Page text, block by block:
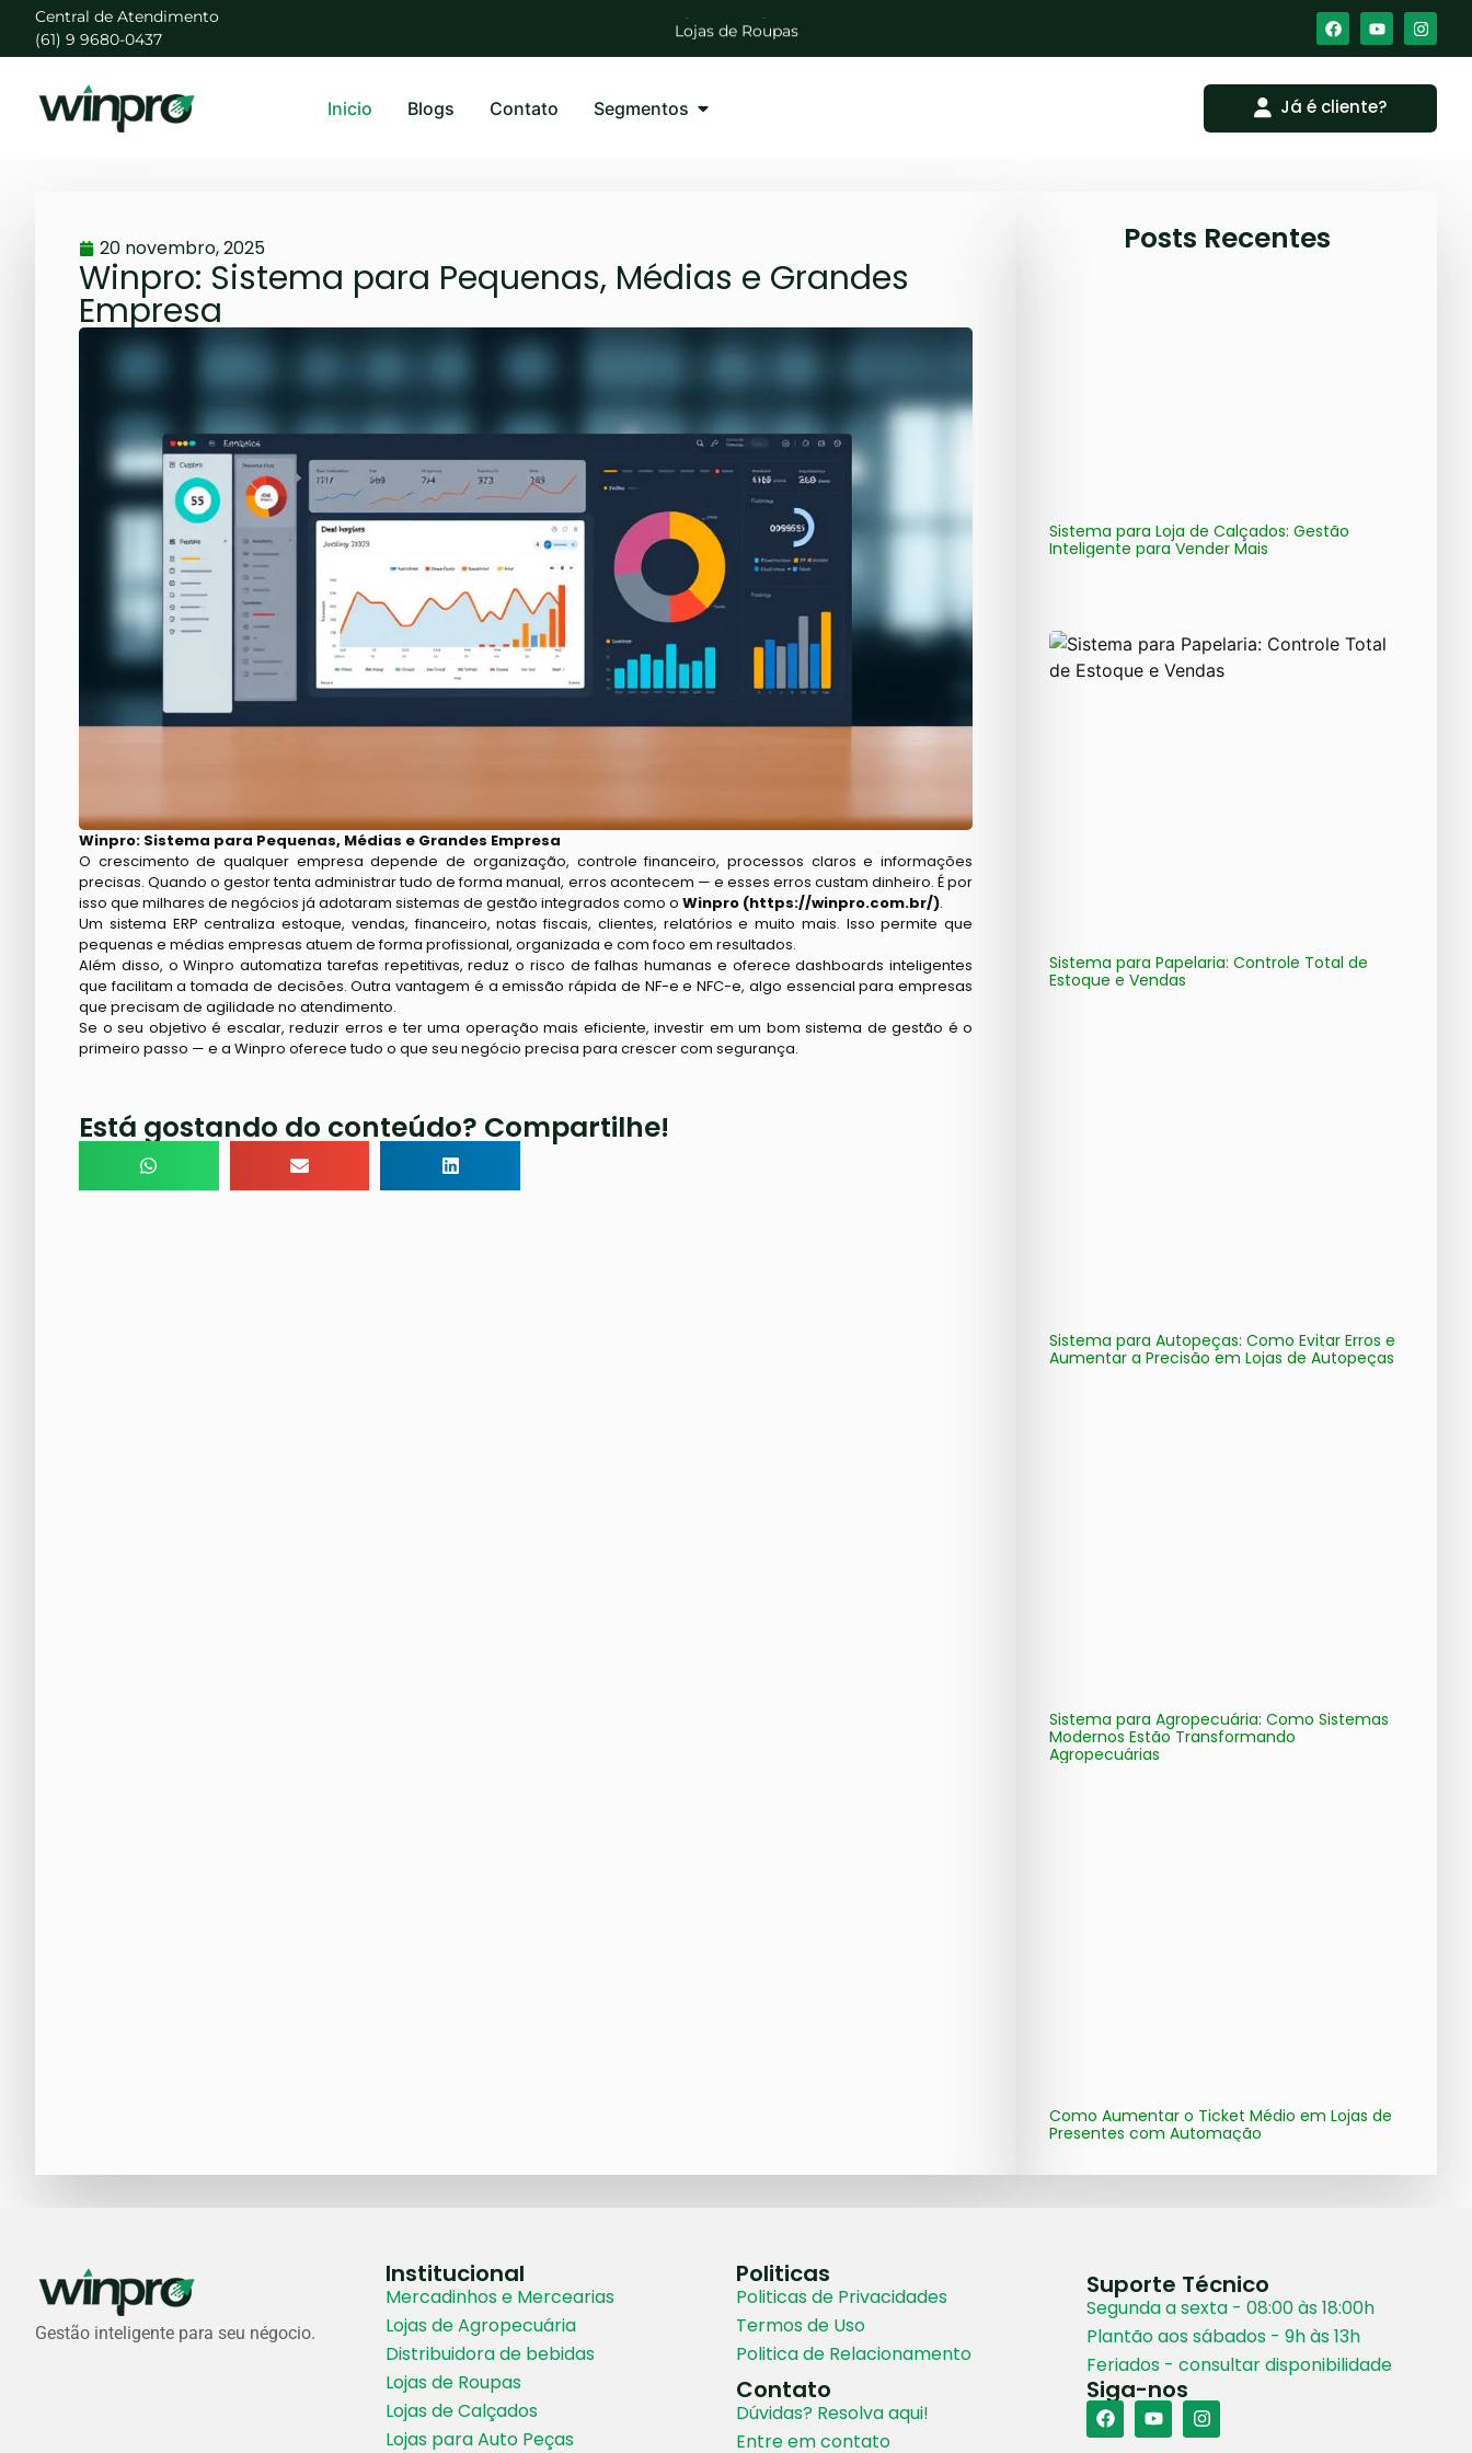
Central de Atendimento
(61) 9 9680-0437
Lojas de Roupas
Lojas Auto Peças
Inicio Blogs Contato Segmentos Já é cliente?
20 novembro, 2025
Winpro: Sistema para Pequenas, Médias e Grandes
Empresa
Winpro: Sistema para Pequenas, Médias e Grandes Empresa
O crescimento de qualquer empresa depende de organização, controle financeiro, processos claros e informações
precisas. Quando o gestor tenta administrar tudo de forma manual, erros acontecem — e esses erros custam dinheiro. É por
isso que milhares de negócios já adotaram sistemas de gestão integrados como o Winpro (https://winpro.com.br/).
Um sistema ERP centraliza estoque, vendas, financeiro, notas fiscais, clientes, relatórios e muito mais. Isso permite que
pequenas e médias empresas atuem de forma profissional, organizada e com foco em resultados.
Além disso, o Winpro automatiza tarefas repetitivas, reduz o risco de falhas humanas e oferece dashboards inteligentes
que facilitam a tomada de decisões. Outra vantagem é a emissão rápida de NF-e e NFC-e, algo essencial para empresas
que precisam de agilidade no atendimento.
Se o seu objetivo é escalar, reduzir erros e ter uma operação mais eficiente, investir em um bom sistema de gestão é o
primeiro passo — e a Winpro oferece tudo o que seu negócio precisa para crescer com segurança.
Está gostando do conteúdo? Compartilhe!
Posts Recentes
Sistema para Loja de Calçados: Gestão
Inteligente para Vender Mais
Sistema para Papelaria: Controle Total de
Estoque e Vendas
Sistema para Autopeças: Como Evitar Erros e
Aumentar a Precisão em Lojas de Autopeças
Sistema para Agropecuária: Como Sistemas
Modernos Estão Transformando
Agropecuárias
Como Aumentar o Ticket Médio em Lojas de
Presentes com Automação
Gestão inteligente para seu négocio.
Institucional
Mercadinhos e Mercearias
Lojas de Agropecuária
Distribuidora de bebidas
Lojas de Roupas
Lojas de Calçados
Lojas para Auto Peças
Politicas
Politicas de Privacidades
Termos de Uso
Politica de Relacionamento
Contato
Dúvidas? Resolva aqui!
Entre em contato
Suporte Técnico
Segunda a sexta - 08:00 às 18:00h
Plantão aos sábados - 9h às 13h
Feriados - consultar disponibilidade
Siga-nos